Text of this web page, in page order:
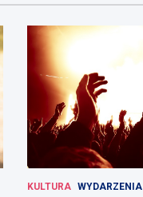
KULTURA WYDARZENIA